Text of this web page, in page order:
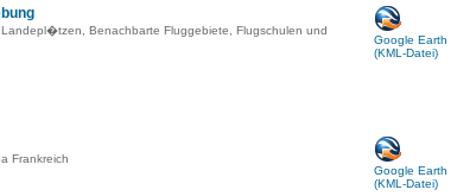
Benachbarte Fluggebiete, Flugschulen und
Google Earth
(KML-Datei)
Frankreich
Google Earth
(KML-Datei)